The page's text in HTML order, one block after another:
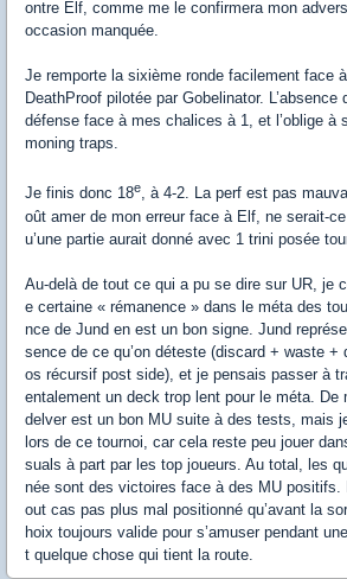
ontre Elf, comme me le confirmera mon
occasion manquée.
Je remporte la sixième ronde facilement face
DeathProof pilotée par Gobelinator.
défense face à mes chalices à 1, et l’oblige à
moning traps.
Je finis donc 18e, à 4-2. La perf est pas
oût amer de mon erreur face à Elf, ne serait-
u’une partie aurait donné avec 1 trini posée
Au-delà de tout ce qui a pu se dire sur UR, je
e certaine « rémanence » dans le méta des
nce de Jund en est un bon signe. Jund
sence de ce qu’on déteste (discard + waste
os récursif post side), et je pensais passer à
entalement un deck trop lent pour le méta. De
delver est un bon MU suite à des tests, mais
lors de ce tournoi, car cela reste peu jouer
suals à part par les top joueurs. Au total, les
née sont des victoires face à des MU positifs.
out cas pas plus mal positionné qu’avant la
hoix toujours valide pour s’amuser pendant
t quelque chose qui tient la route.